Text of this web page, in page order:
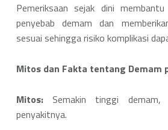
Pemeriksaan sejak dini
penyebab demam dan
sesuai sehingga risiko komplikasi
Mitos dan Fakta tentang Demam
Mitos:Semakin tinggi demam,
penyakitnya.